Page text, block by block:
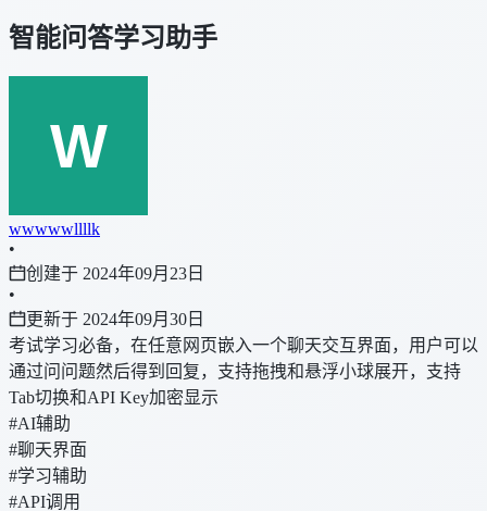
智能问答学习助手
wwwwwllllk
•
创建于 2024年09月23日
•
更新于 2024年09月30日
考试学习必备，在任意网页嵌入一个聊天交互界面，用户可以
通过问问题然后得到回复，支持拖拽和悬浮小球展开，支持
Tab切换和API Key加密显示
#AI辅助
#聊天界面
#学习辅助
#API调用